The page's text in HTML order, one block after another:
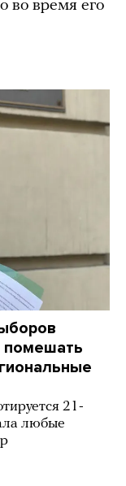
во время его
помешать
21-
любые